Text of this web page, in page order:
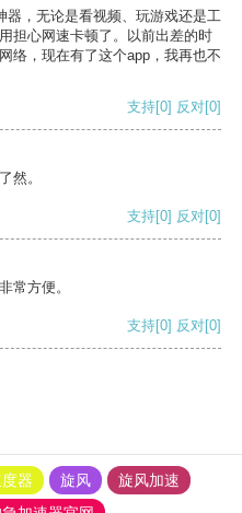
器，无论是看视频、玩游戏还是工
担心网速卡顿了。以前出差的时
络，现在有了这个app，我再也不
支持[0] 反对[0]
然。
支持[0] 反对[0]
常方便。
支持[0] 反对[0]
器 旋风
旋风加速